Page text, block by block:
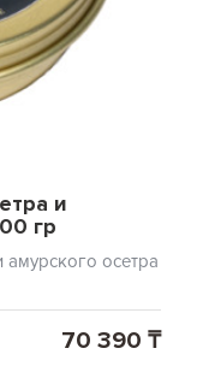
и
гр
осетра
70 390 ₸